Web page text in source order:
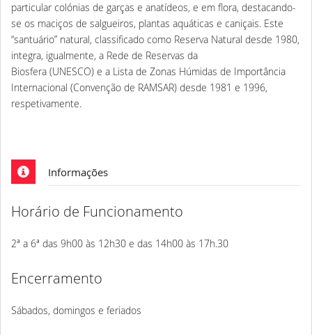
particular colónias de garças e anatídeos, e em flora, destacando-
se os maciços de salgueiros, plantas aquáticas e caniçais. Este
“santuário” natural, classificado como Reserva Natural desde 1980,
integra, igualmente, a Rede de Reservas da
Biosfera (UNESCO) e a Lista de Zonas Húmidas de Importância
Internacional (Convenção de RAMSAR) desde 1981 e 1996,
respetivamente.
Informações
Horário de Funcionamento
2ª a 6ª das 9h00 às 12h30 e das 14h00 às 17h.30
Encerramento
Sábados, domingos e feriados